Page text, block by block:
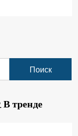
В тренде